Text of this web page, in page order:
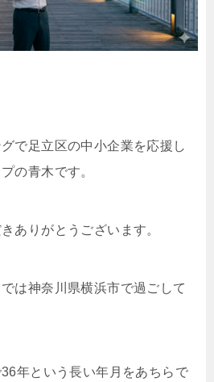
で足立区の中小企業を応援し
の青木です。
ありがとうございます。
は神奈川県横浜市で過ごして
年という長い年月をあちらで